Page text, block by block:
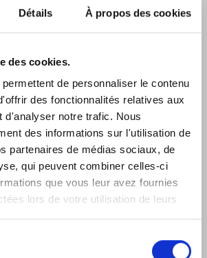
Détails À propos des cookies
des cookies.
de personnaliser le contenu
des fonctionnalités relatives aux
d'analyser notre trafic. Nous
des informations sur l'utilisation de
partenaires de médias sociaux, de
qui peuvent combiner celles-ci
que vous leur avez fournies
lors de votre utilisation de leurs